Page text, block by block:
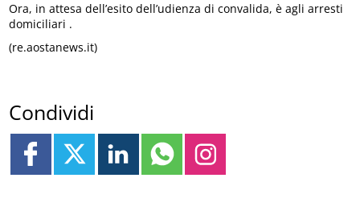
Ora, in attesa dell’esito dell’udienza di convalida, è agli arresti
domiciliari .
(re.aostanews.it)
Condividi